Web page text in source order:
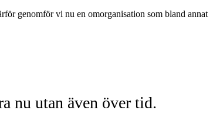
genomför vi nu en omorganisation som bland annat
nu utan även över tid.